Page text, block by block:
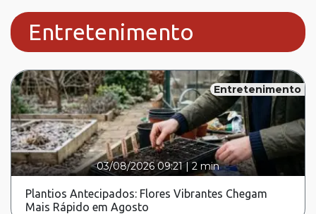
Entretenimento
Entretenimento
03/08/2026 09:21|2 min
Plantios Antecipados: Flores Vibrantes Chegam
Mais Rápido em Agosto